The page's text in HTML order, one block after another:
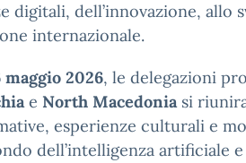
digitali, dell’innovazione, allo
internazionale.
maggio 2026, le delegazioni
e North Macedoniasi
esperienze culturali e
dell’intelligenza artificiale